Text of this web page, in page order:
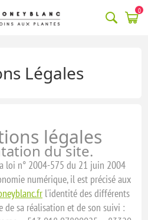
0
Légales
légales
du site.
loi n° 2004-575 du 21 juin 2004
numérique, il est précisé aux
l'identité des différents
de sa réalisation et de son suivi :